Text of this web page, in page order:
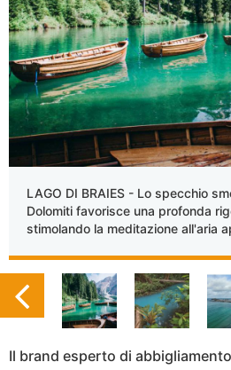
LAGO DI BRAIES - Lo specchio
Dolomiti favorisce una profonda
stimolando la meditazione all'aria
Il brand esperto di abbigliamento